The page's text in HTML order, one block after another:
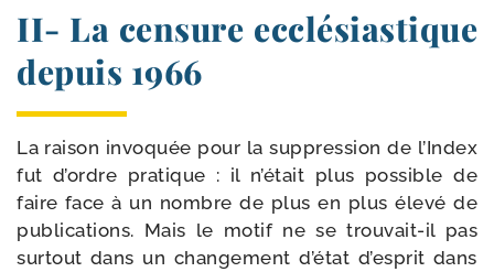
II- La censure ecclésiastique
depuis 1966
La rai­son invo­quée pour la sup­pres­sion de l’Index
fut d’ordre pra­tique : il n’était plus pos­sible de
faire face à un nombre de plus en plus éle­vé de
publi­ca­tions. Mais le motif ne se trouvait-​il pas
sur­tout dans un chan­ge­ment d’état d’esprit dans